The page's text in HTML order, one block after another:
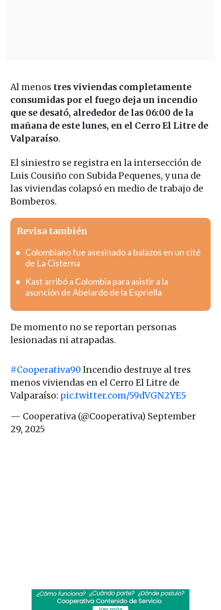
Al menos tres viviendas completamente
consumidas por el fuego deja un incendio
que se desató, alrededor de las 06:00 de la
mañana de este lunes, en el Cerro El Litre de
Valparaíso.
El siniestro se registra en la intersección de
Luis Cousiño con Subida Pequenes, y una de
las viviendas colapsó en medio de trabajo de
Bomberos.
Revisa también
Colombiano fue asesinado a balazos en un cité
de La Cisterna
Kast arribó a Colombia para asistir a la
asunción de Abelardo de la Espriella
De momento no se reportan personas
lesionadas ni atrapadas.
#Cooperativa90 Incendio destruye al tres
menos viviendas en el Cerro El Litre de
Valparaíso: pic.twitter.com/59dVGN2YE5
— Cooperativa (@Cooperativa) September
29, 2025